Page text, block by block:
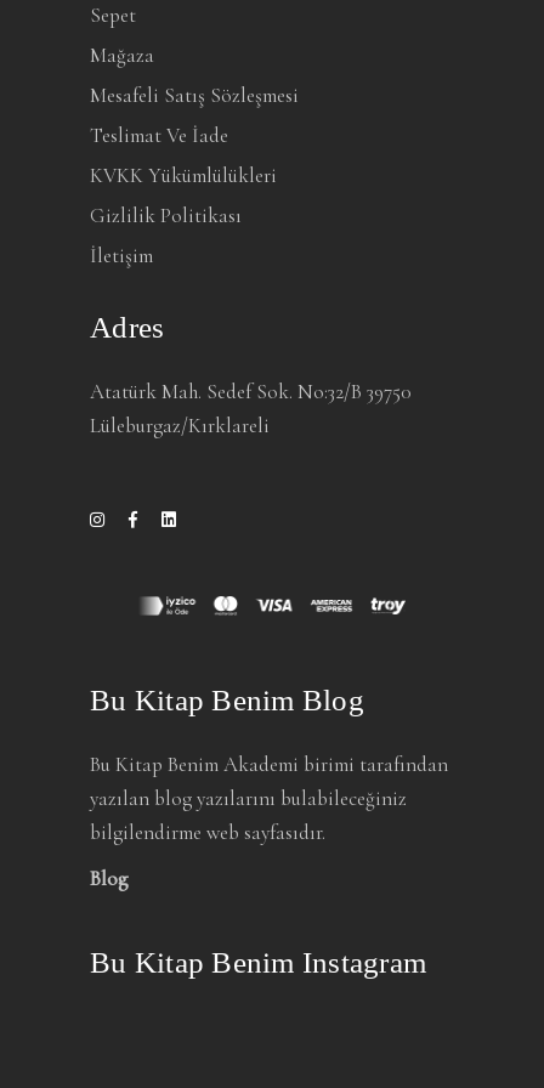
Sepet
Mağaza
Mesafeli Satış Sözleşmesi
Teslimat Ve İade
KVKK Yükümlülükleri
Gizlilik Politikası
İletişim
Adres
Atatürk Mah. Sedef Sok. No:32/B 39750
Lüleburgaz/Kırklareli
Bu Kitap Benim Blog
Bu Kitap Benim Akademi birimi tarafından
yazılan blog yazılarını bulabileceğiniz
bilgilendirme web sayfasıdır.
Blog
Bu Kitap Benim Instagram